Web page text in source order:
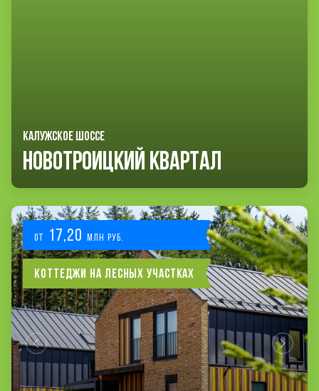
КАЛУЖСКОЕ ШОССЕ
Новотроицкий Квартал
от 17,20 млн руб.
Коттеджи на лесных участках